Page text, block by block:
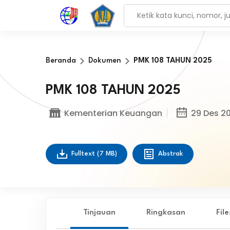
Beranda Dokumen PMK 108 TAHUN 2025
PMK 108 TAHUN 2025
Kementerian Keuangan 29 Des
Fulltext (7 MB) Abstrak
Tinjauan Ringkasan